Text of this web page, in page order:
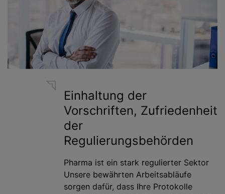
Einhaltung der
Vorschriften, Zufriedenheit
der
Regulierungsbehörden
Pharma ist ein stark regulierter Sektor
Unsere bewährten Arbeitsabläufe
sorgen dafür, dass Ihre Protokolle